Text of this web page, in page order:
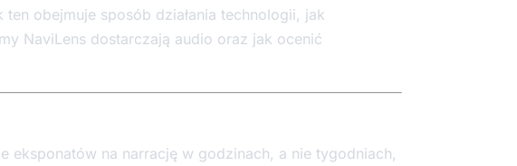
obejmuje sposób działania technologii, jak
NaviLens dostarczają audio oraz jak ocenić
eksponatów na narrację w godzinach, a nie tygodniach,